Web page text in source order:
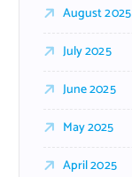
August 2025
July 2025
June 2025
May 2025
April 2025